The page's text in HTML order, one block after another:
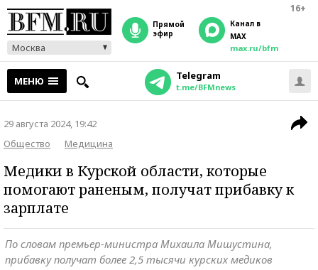
16+
Москва
прямой
эфир
Канал в
MAX
max.ru/bfm
МЕНЮ Telegram
t.me/BFMnews
29 августа 2024, 19:42
Общество
Медицина
Медики в Курской области, которые
помогают раненым, получат прибавку к
зарплате
По словам премьер-министра Михаила Мишустина,
прибавку получат более 2,5 тысячи курских медиков